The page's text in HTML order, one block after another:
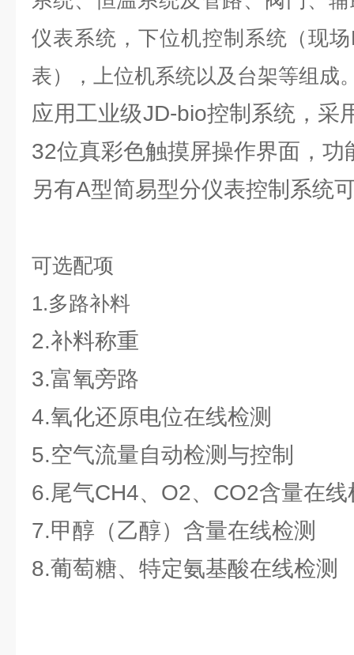
仪表系统，下位机控制系统（现
表），上位机系统以及台架等组成
应用工业级JD-bio控制系统，采
32位真彩色触摸屏操作界面，功
另有A型简易型分仪表控制系统
可选配项
1.多路补料
2.补料称重
3.富氧旁路
4.氧化还原电位在线检测
5.空气流量自动检测与控制
6.尾气CH4、O2、CO2含量在线
7.甲醇（乙醇）含量在线检测
8.葡萄糖、特定氨基酸在线检测